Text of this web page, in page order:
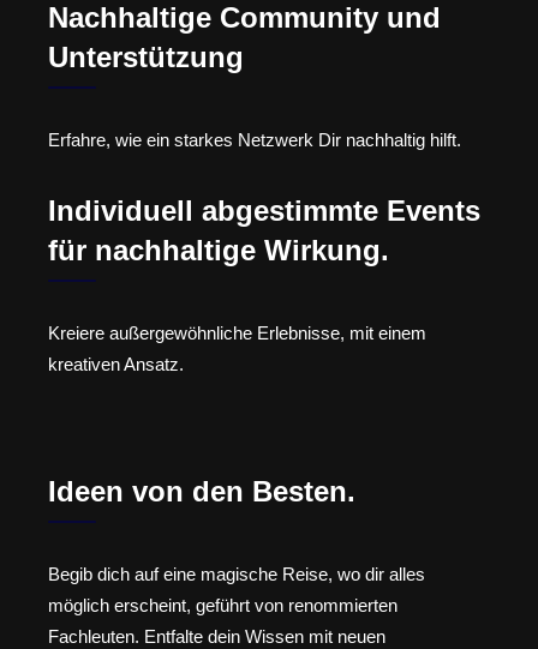
Nachhaltige Community und
Unterstützung
Erfahre, wie ein starkes Netzwerk Dir nachhaltig hilft.
Individuell abgestimmte Events
für nachhaltige Wirkung.
Kreiere außergewöhnliche Erlebnisse, mit einem
kreativen Ansatz.
Ideen von den Besten.
Begib dich auf eine magische Reise, wo dir alles
möglich erscheint, geführt von renommierten
Fachleuten. Entfalte dein Wissen mit neuen